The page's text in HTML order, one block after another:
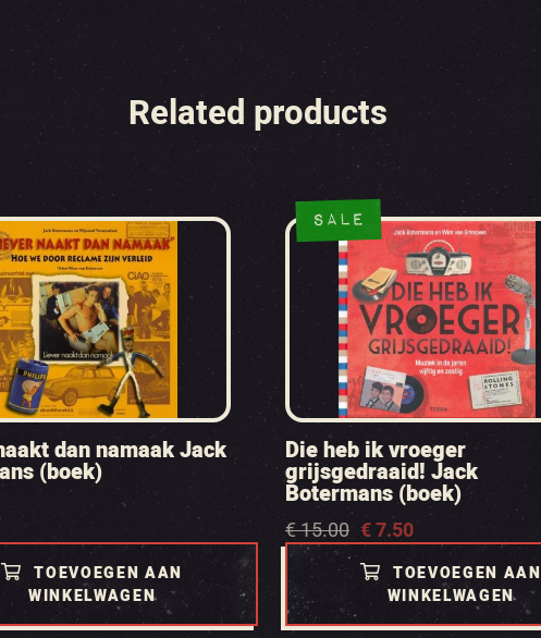
Related products
dan namaak Jack
(boek)
TOEVOEGEN AAN
WINKELWAGEN
SALE
Die heb ik vroeger
grijsgedraaid! Jack
Botermans (boek)
€15.00
Oorspronkelijke
prijs
was:
€ 15.00.
€7.50
Huidige
prijs
€ 7.50.
TOEVOEGEN AAN
WINKELWAGEN